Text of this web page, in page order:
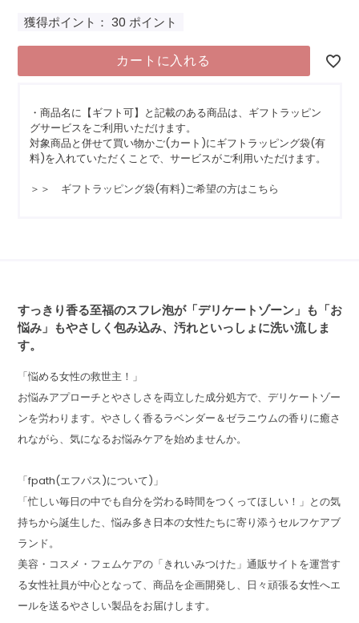
獲得ポイント： 30 ポイント
カートに入れる
・商品名に【ギフト可】と記載のある商品は、ギフトラッピン
グサービスをご利用いただけます。
対象商品と併せて買い物かご(カート)にギフトラッピング袋(有
料)を入れていただくことで、サービスがご利用いただけます。
＞＞ ギフトラッピング袋(有料)ご希望の方はこちら
すっきり香る至福のスフレ泡が「デリケートゾーン」も「お
悩み」もやさしく包み込み、汚れといっしょに洗い流しま
す。
「悩める女性の救世主！」
お悩みアプローチとやさしさを両立した成分処方で、デリケートゾー
ンを労わります。やさしく香るラベンダー＆ゼラニウムの香りに癒さ
れながら、気になるお悩みケアを始めませんか。
「fpath(エフパス)について)」
「忙しい毎日の中でも自分を労わる時間をつくってほしい！」との気
持ちから誕生した、悩み多き日本の女性たちに寄り添うセルフケアブ
ランド。
美容・コスメ・フェムケアの「きれいみつけた」通販サイトを運営す
る女性社員が中心となって、商品を企画開発し、日々頑張る女性へエ
ールを送るやさしい製品をお届けします。